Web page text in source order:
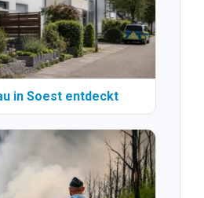
in Soest entdeckt